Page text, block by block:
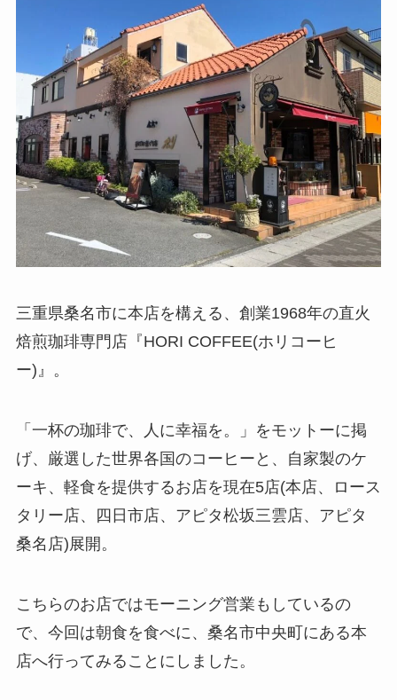
三重県桑名市に本店を構える、創業1968年の直火
焙煎珈琲専門店『HORI COFFEE(ホリコーヒ
ー)』。
「一杯の珈琲で、人に幸福を。」をモットーに掲
げ、厳選した世界各国のコーヒーと、自家製のケ
ーキ、軽食を提供するお店を現在5店(本店、ロース
タリー店、四日市店、アピタ松坂三雲店、アピタ
桑名店)展開。
こちらのお店ではモーニング営業もしているの
で、今回は朝食を食べに、桑名市中央町にある本
店へ行ってみることにしました。